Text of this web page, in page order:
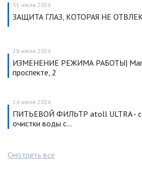
31 июля 2026
ЗАЩИТА ГЛАЗ, КОТОРАЯ НЕ
28 июля 2026
ИЗМЕНЕНИЕ РЕЖИМА РАБОТЫ|
проспекте, 2
24 июля 2026
ПИТЬЕВОЙ ФИЛЬТР atoll ULTRA -
очистки воды с…
Смотреть все